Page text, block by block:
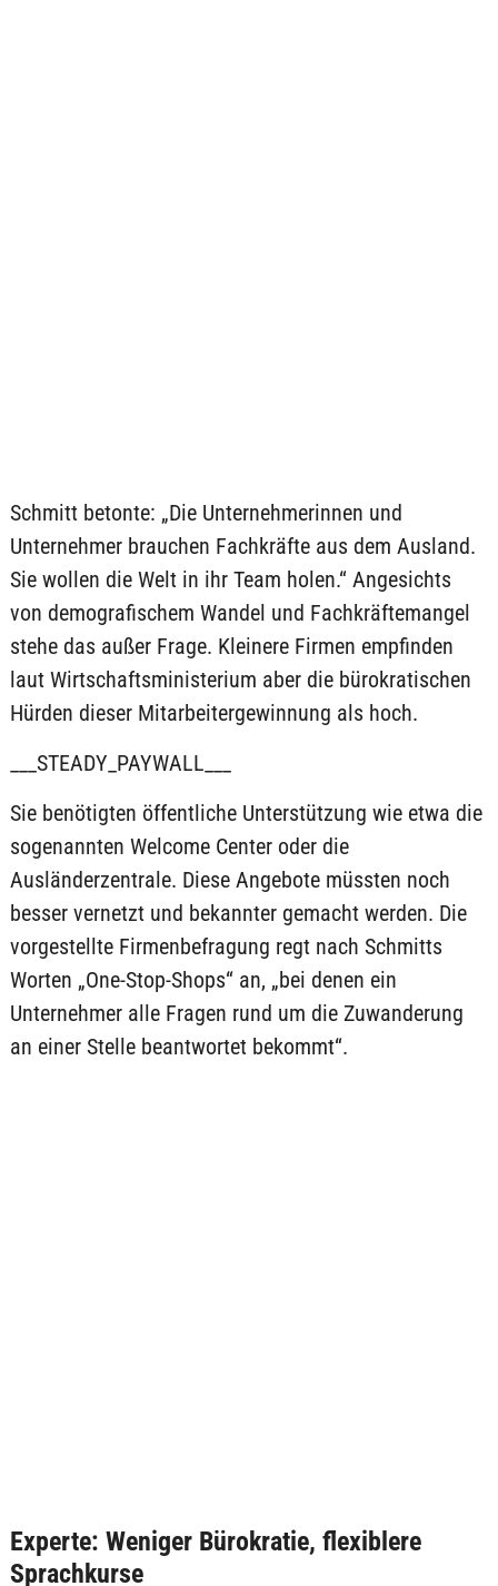
Schmitt betonte: „Die Unternehmerinnen und
Unternehmer brauchen Fachkräfte aus dem Ausland.
Sie wollen die Welt in ihr Team holen.“ Angesichts
von demografischem Wandel und Fachkräftemangel
stehe das außer Frage. Kleinere Firmen empfinden
laut Wirtschaftsministerium aber die bürokratischen
Hürden dieser Mitarbeitergewinnung als hoch.
___STEADY_PAYWALL___
Sie benötigten öffentliche Unterstützung wie etwa die
sogenannten Welcome Center oder die
Ausländerzentrale. Diese Angebote müssten noch
besser vernetzt und bekannter gemacht werden. Die
vorgestellte Firmenbefragung regt nach Schmitts
Worten „One-Stop-Shops“ an, „bei denen ein
Unternehmer alle Fragen rund um die Zuwanderung
an einer Stelle beantwortet bekommt“.
Experte: Weniger Bürokratie, flexiblere
Sprachkurse